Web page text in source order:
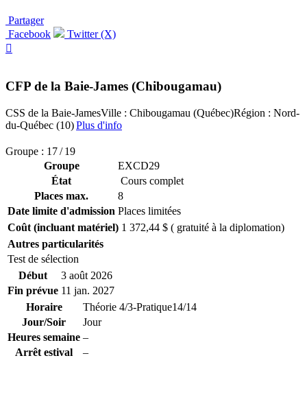
Partager
Facebook
Twitter (X)

CFP de la Baie-James (Chibougamau)
CSS de la Baie-JamesVille : Chibougamau (Québec)Région : Nord-
du-Québec (10)Plus d'info
Groupe : 17 / 19
Groupe
EXCD29
État
Cours complet
Places max.
8
Date limite d'admission Places limitées
Coût (incluant matériel) 1 372,44 $ ( gratuité à la diplomation)
Autres particularités
Test de sélection
Début
3 août 2026
Fin prévue 11 jan. 2027
Horaire
Théorie 4/3-Pratique14/14
Jour/Soir
Jour
Heures semaine –
Arrêt estival
–